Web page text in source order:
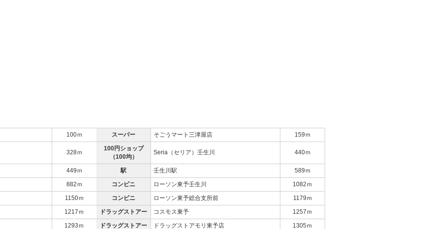
100ｍ スーパー そごうマート三津屋店 159ｍ
328ｍ
100円ショップ
（100均）
Seria（セリア）壬生川 440ｍ
449ｍ 駅 壬生川駅
589ｍ
882ｍ コンビニ ローソン東予壬生川
1082ｍ
1150ｍ コンビニ ローソン東予総合支所前
1179ｍ
1217ｍ ドラッグストアー コスモス東予
1257ｍ
1293ｍ ドラッグストアー ドラッグストアモリ東予店
1305ｍ